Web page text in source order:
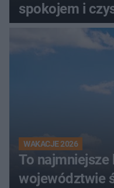
spokojem i
WAKACJE 2026
To
województwie